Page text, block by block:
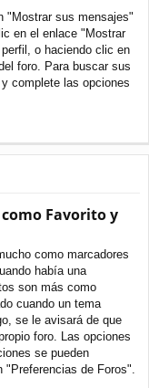
"Mostrar sus mensajes"
en el enlace "Mostrar
o haciendo clic en
foro. Para buscar sus
complete las opciones
Favorito y
como marcadores
había una
son más como
cuando un tema
se le avisará de que
foro. Las opciones
se pueden
de Foros".